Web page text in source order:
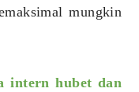
mungkin
intern hubet dan